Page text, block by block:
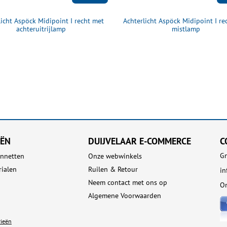
Aspöck Midipoint I recht met
achteruitrijlamp
Achterlicht Aspöck Midipoint I
mistlamp
DUIJVELAAR E-COMMERCE
Onze webwinkels
Ruilen & Retour
Neem contact met ons op
Algemene Voorwaarden